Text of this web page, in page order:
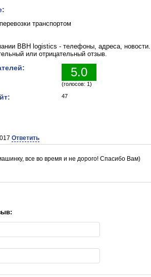
транспортом
BBH logistics - телефоны, адреса,
или отрицательный отзыв.
5.0
(голосов: 1)
47
Ответить
все во время и не дорого! Спасибо Вам)